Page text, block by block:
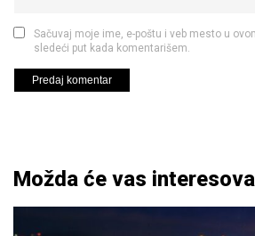
Sačuvaj moje ime, e-poštu i veb mesto u
sledeći put kada komentarišem.
Možda će vas